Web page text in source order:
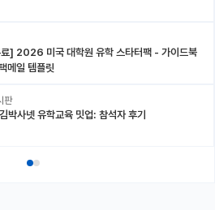
메일 템플릿
판
박사넷 유학교육 밋업: 참석자 후기